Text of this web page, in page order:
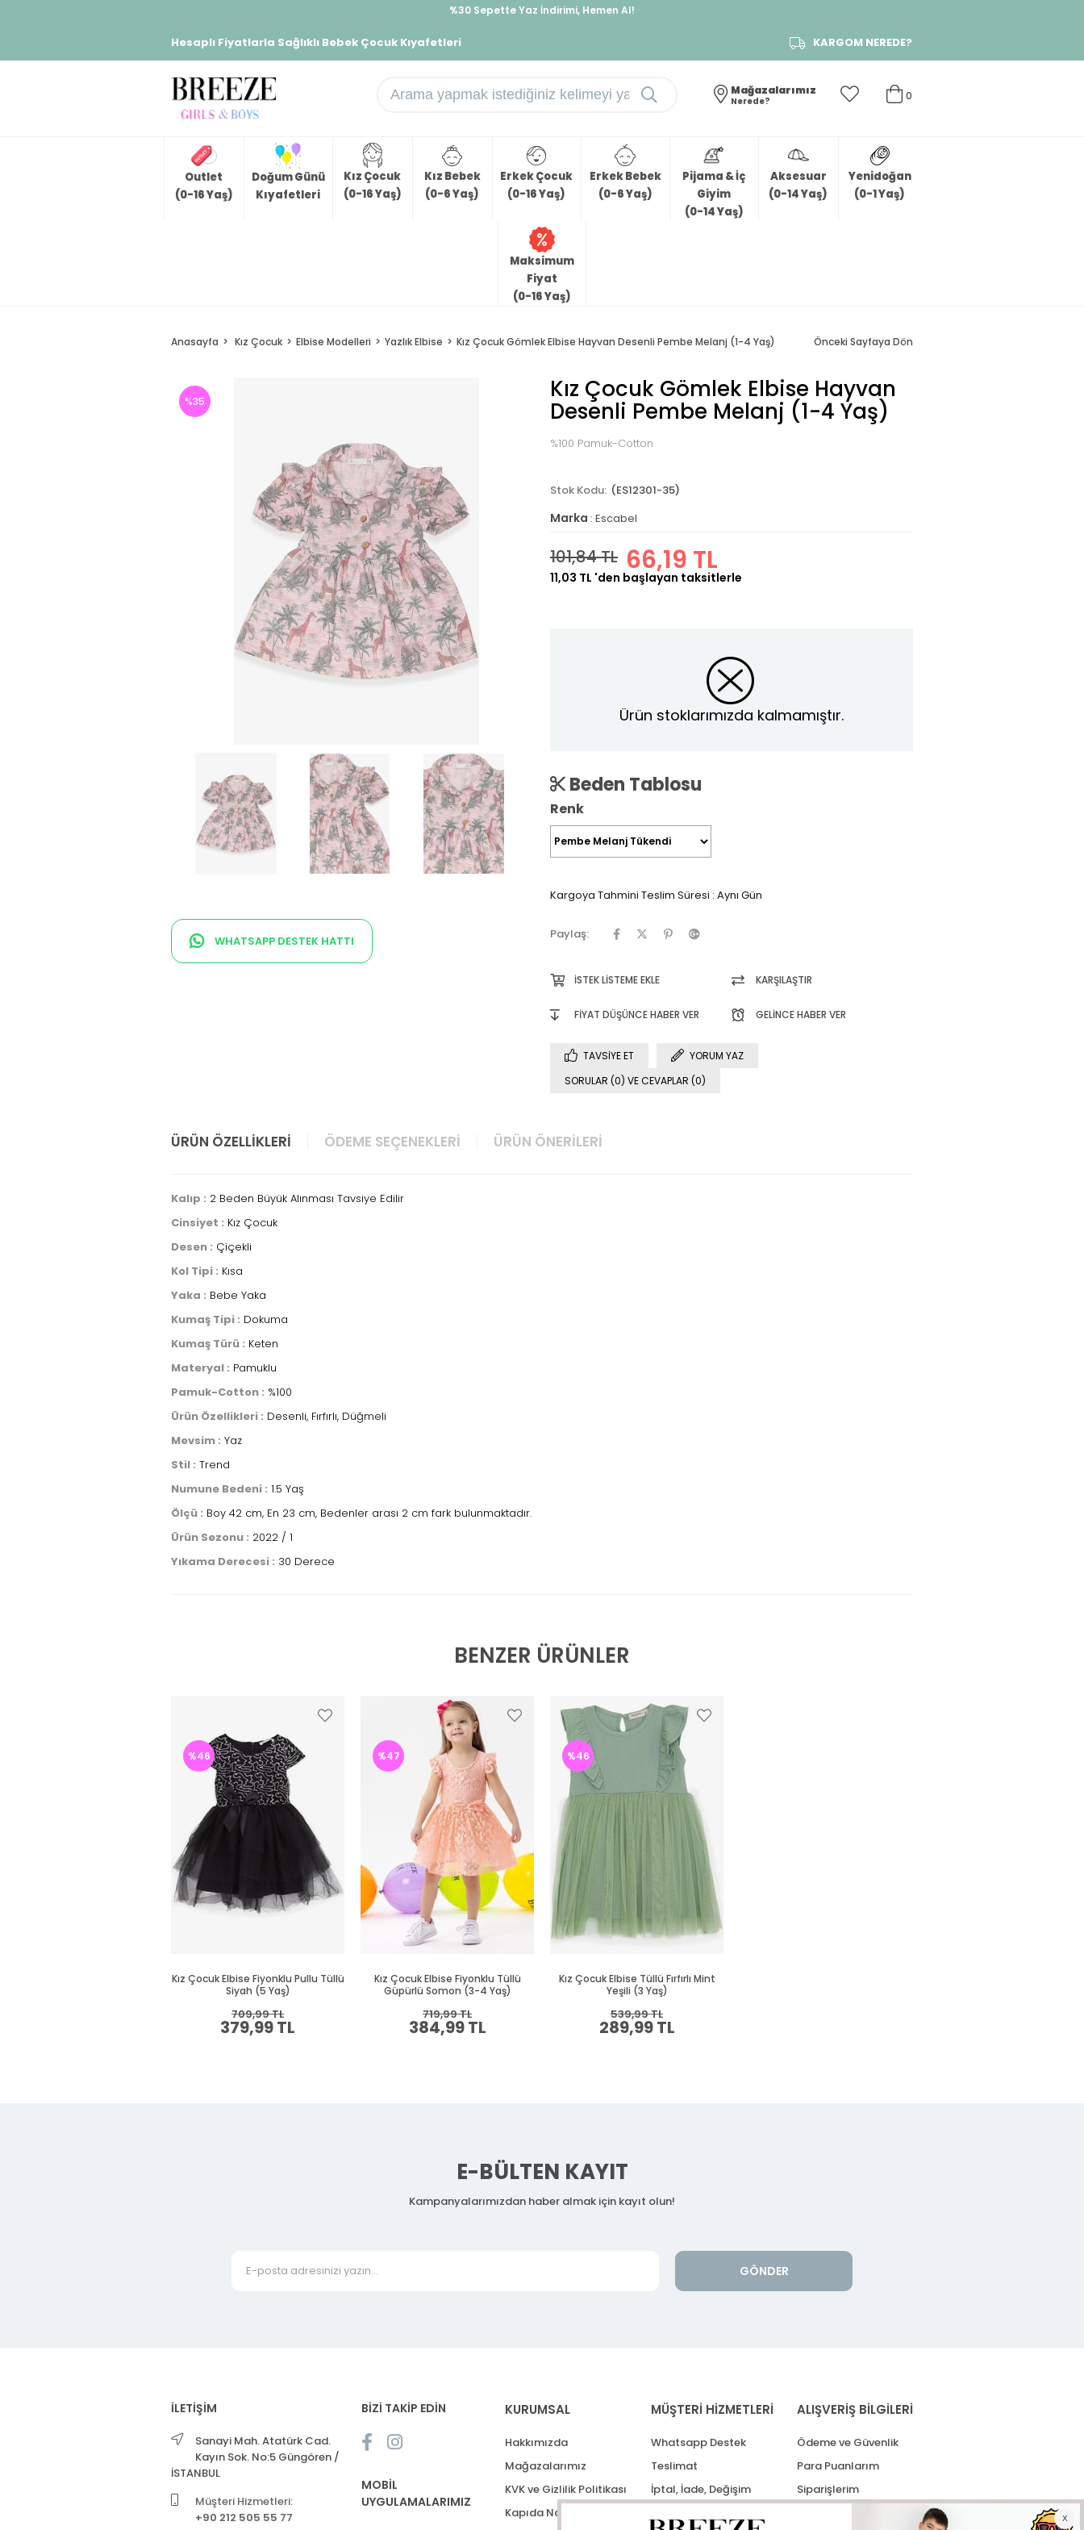
%30 Sepette Yaz İndirimi, Hemen Al!
Hesaplı Fiyatlarla Sağlıklı Bebek Çocuk Kıyafetleri KARGOM NEREDE?
0
Mağazalarımız
Nerede?
Outlet
(0-16 Yaş)
Doğum Günü
Kıyafetleri
Kız Çocuk
(0-16 Yaş)
Kız Bebek
(0-6 Yaş)
Erkek Çocuk
(0-16 Yaş)
Erkek Bebek
(0-6 Yaş)
Pijama & İç
Giyim
(0-14 Yaş)
Aksesuar
(0-14 Yaş)
Yenidoğan
(0-1 Yaş)
Maksimum
Fiyat
(0-16 Yaş)
Anasayfa Kız Çocuk Elbise Modelleri Yazlık Elbise Kız Çocuk Gömlek Elbise Hayvan Desenli Pembe Melanj (1-4 Yaş) Önceki Sayfaya Dön
%35
WHATSAPP DESTEK HATTI
Kız Çocuk Gömlek Elbise Hayvan
Desenli Pembe Melanj (1-4 Yaş)
%100 Pamuk-Cotton
(ES12301-35)
Marka : Escabel
101,84 TL 66,19 TL
11,03 TL 'den başlayan taksitlerle
Ürün stoklarımızda kalmamıştır.
Beden Tablosu
Renk
Kargoya Tahmini Teslim Süresi : Aynı Gün
Paylaş:
İSTEK LISTEME EKLE KARŞILAŞTIR
FIYAT DÜŞÜNCE HABER VER GELINCE HABER VER
TAVSIYE ET
YORUM YAZ
SORULAR (0) VE CEVAPLAR (0)
ÜRÜN ÖZELLIKLERI ÖDEME SEÇENEKLERI ÜRÜN ÖNERILERI
Kalıp : 2 Beden Büyük Alınması Tavsiye Edilir
Cinsiyet : Kız Çocuk
Desen : Çiçekli
Kol Tipi : Kısa
Yaka : Bebe Yaka
Kumaş Tipi : Dokuma
Kumaş Türü : Keten
Materyal : Pamuklu
Pamuk-Cotton : %100
Ürün Özellikleri : Desenli, Fırfırlı, Düğmeli
Mevsim : Yaz
Stil : Trend
Numune Bedeni : 1.5 Yaş
Ölçü : Boy 42 cm, En 23 cm, Bedenler arası 2 cm fark bulunmaktadır.
Ürün Sezonu : 2022 / 1
Yıkama Derecesi : 30 Derece
BENZER ÜRÜNLER
Kız Çocuk Elbise Fiyonklu Pullu Tüllü
Siyah (5 Yaş)
379,99 TL
709,99 TL
%46
Kız Çocuk Elbise Fiyonklu Tüllü
Güpürlü Somon (3-4 Yaş)
384,99 TL
719,99 TL
%47
Kız Çocuk Elbise Tüllü Fırfırlı Mint
Yeşili (3 Yaş)
289,99 TL
539,99 TL
%46
E-BÜLTEN KAYIT
Kampanyalarımızdan haber almak için kayıt olun!
GÖNDER
İLETİŞİM
Sanayi Mah. Atatürk Cad.
Kayın Sok. No:5 Güngören /
İSTANBUL
Müşteri Hizmetleri:
+90 212 505 55 77
BİZİ TAKİP EDİN
MOBİL
UYGULAMALARIMIZ
KURUMSAL
Hakkımızda
Mağazalarımız
KVK ve Gizlilik Politikası
Kapıda Nakit Ödeme
MÜŞTERİ HİZMETLERİ
Whatsapp Destek
Teslimat
İptal, İade, Değişim
ALIŞVERİŞ BİLGİLERİ
Ödeme ve Güvenlik
Para Puanlarım
Siparişlerim